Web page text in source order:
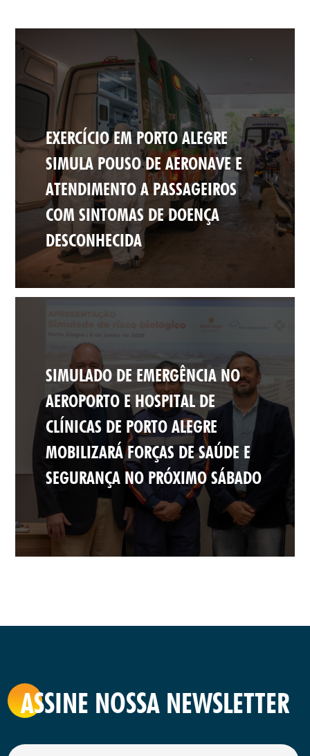
EXERCÍCIO EM PORTO ALEGRE
SIMULA POUSO DE AERONAVE E
ATENDIMENTO A PASSAGEIROS
COM SINTOMAS DE DOENÇA
DESCONHECIDA
SIMULADO DE EMERGÊNCIA NO
AEROPORTO E HOSPITAL DE
CLÍNICAS DE PORTO ALEGRE
MOBILIZARÁ FORÇAS DE SAÚDE E
SEGURANÇA NO PRÓXIMO SÁBADO
ASSINE NOSSA NEWSLETTER